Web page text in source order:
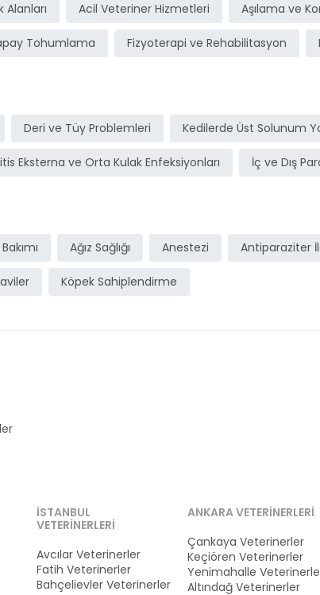
Alanları Acil Veteriner Hizmetleri Aşılama ve
Tohumlama Fizyoterapi ve Rehabilitasyon
Deri ve Tüy Problemleri Kedilerde Üst Solunum
Eksterna ve Orta Kulak Enfeksiyonları İç ve Dış
Ağız Sağlığı Anestezi Antiparaziter
Köpek Sahiplendirme
İSTANBUL
VETERINERLERI
Avcılar Veterinerler
Fatih Veterinerler
Bahçelievler Veterinerler
ANKARA VETERINERLERI
Çankaya Veterinerler
Keçiören Veterinerler
Yenimahalle
Altındağ Veterinerler